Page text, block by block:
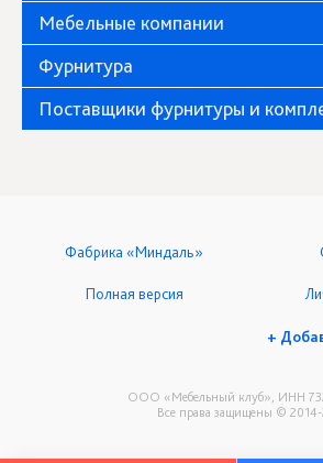
Мебельные компании
Фурнитура
Поставщики фурнитуры и
ООО «Мебельный клуб», ИНН
Все права защищены ©
Фабрика «Миндаль»
Полная версия
+